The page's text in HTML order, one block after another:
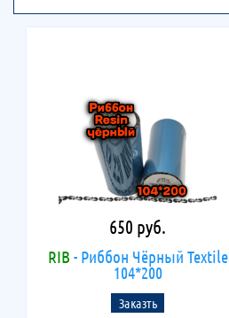
650 руб.
RIB - Риббон Чёрный Textile
104*200
Заказть